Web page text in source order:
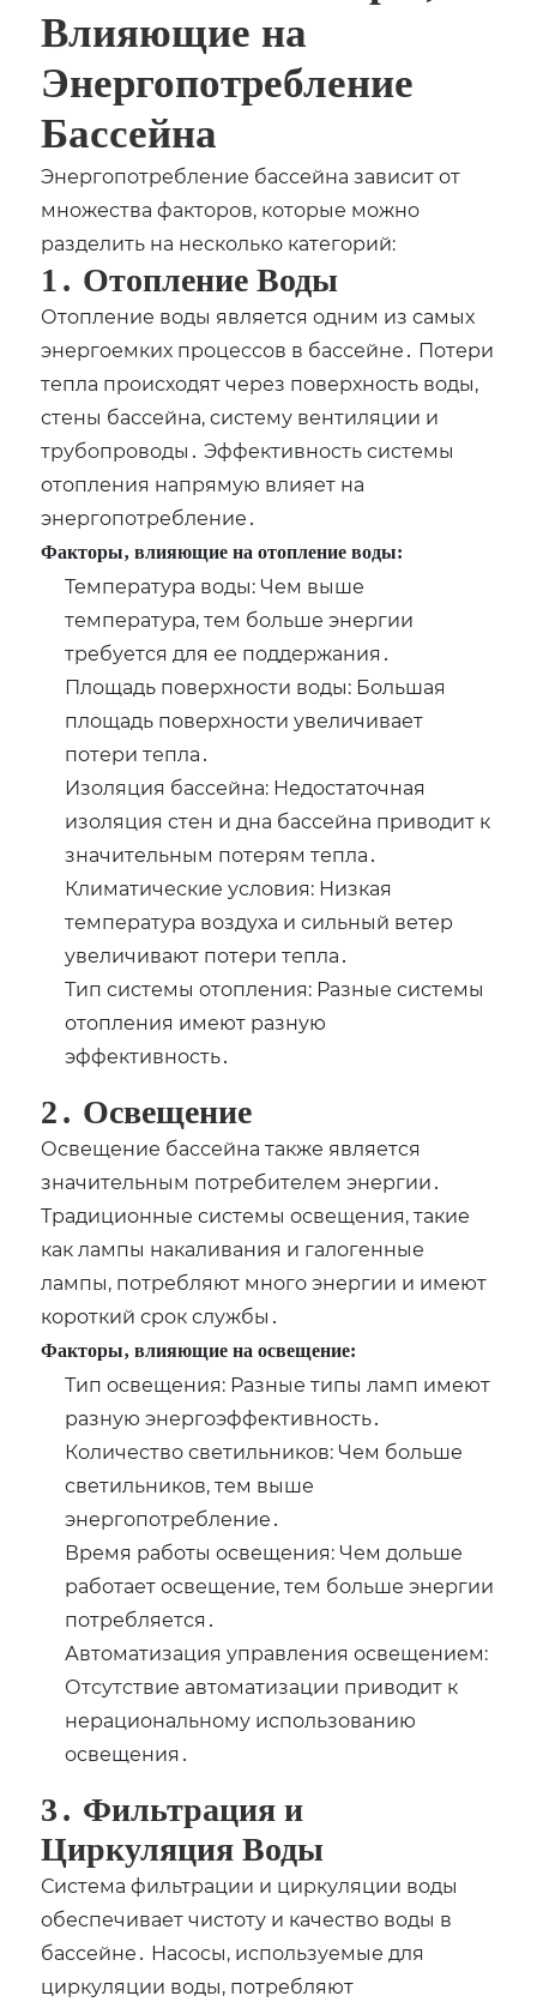
Влияющие на
Энергопотребление
Бассейна
Энергопотребление бассейна зависит от
множества факторов‚ которые можно
разделить на несколько категорий:
1․ Отопление Воды
Отопление воды является одним из самых
энергоемких процессов в бассейне․ Потери
тепла происходят через поверхность воды‚
стены бассейна‚ систему вентиляции и
трубопроводы․ Эффективность системы
отопления напрямую влияет на
энергопотребление․
Факторы‚ влияющие на отопление воды:
Температура воды: Чем выше
температура‚ тем больше энергии
требуется для ее поддержания․
Площадь поверхности воды: Большая
площадь поверхности увеличивает
потери тепла․
Изоляция бассейна: Недостаточная
изоляция стен и дна бассейна приводит к
значительным потерям тепла․
Климатические условия: Низкая
температура воздуха и сильный ветер
увеличивают потери тепла․
Тип системы отопления: Разные системы
отопления имеют разную
эффективность․
2․ Освещение
Освещение бассейна также является
значительным потребителем энергии․
Традиционные системы освещения‚ такие
как лампы накаливания и галогенные
лампы‚ потребляют много энергии и имеют
короткий срок службы․
Факторы‚ влияющие на освещение:
Тип освещения: Разные типы ламп имеют
разную энергоэффективность․
Количество светильников: Чем больше
светильников‚ тем выше
энергопотребление․
Время работы освещения: Чем дольше
работает освещение‚ тем больше энергии
потребляется․
Автоматизация управления освещением:
Отсутствие автоматизации приводит к
нерациональному использованию
освещения․
3․ Фильтрация и
Циркуляция Воды
Система фильтрации и циркуляции воды
обеспечивает чистоту и качество воды в
бассейне․ Насосы‚ используемые для
циркуляции воды‚ потребляют